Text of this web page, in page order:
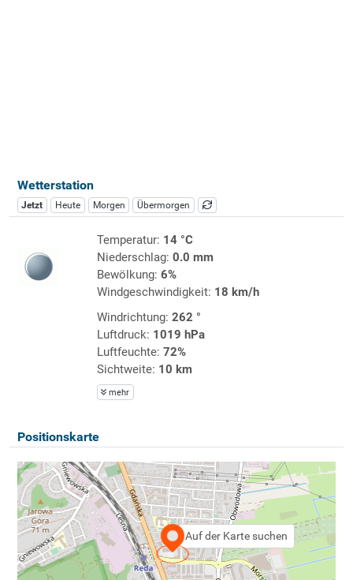
Wetterstation
Jetzt Heute Morgen Übermorgen
Temperatur: 14 °C
Niederschlag: 0.0 mm
Bewölkung: 6%
Windgeschwindigkeit: 18 km/h
Windrichtung: 262 °
Luftdruck: 1019 hPa
Luftfeuchte: 72%
Sichtweite: 10 km
mehr
Positionskarte
Auf der Karte suchen